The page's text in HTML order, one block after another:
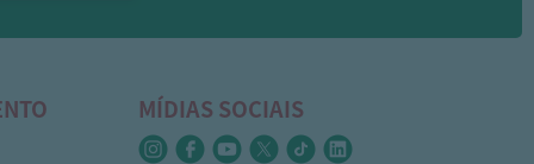
MÍDIAS SOCIAIS